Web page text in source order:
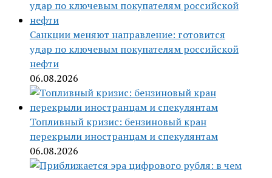
Санкции меняют направление: готовится
удар по ключевым покупателям российской
нефти
06.08.2026
Топливный кризис: бензиновый кран
перекрыли иностранцам и спекулянтам
06.08.2026